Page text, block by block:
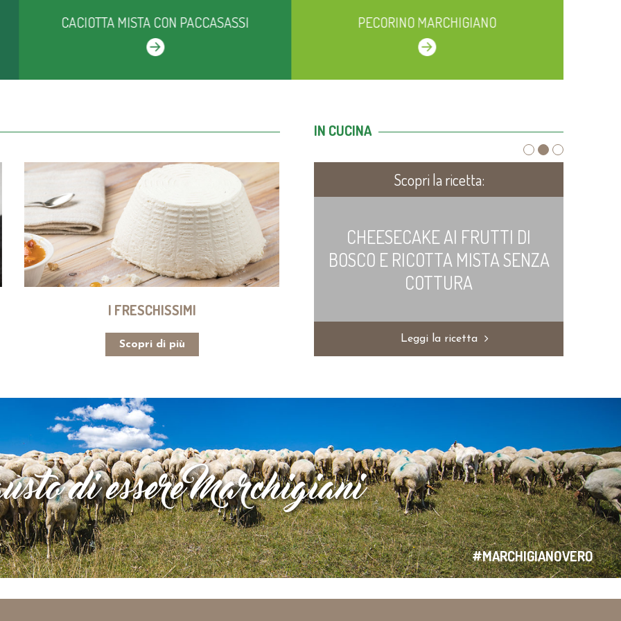
CACIOTTA MISTA CON PACCASASSI PECORINO MARCHIGIANO
I FRESCHISSIMI
Scopri di più
IN CUCINA
Scopri la ricetta:
POLENTINE DI PASQUA
Leggi la ricetta
Scopri la ricetta:
CHEESECAKE AI FRUTTI DI
BOSCO E RICOTTA MISTA SENZA
COTTURA
Leggi la ricetta
di essere Marchigiani
#MARCHIGIANOVERO